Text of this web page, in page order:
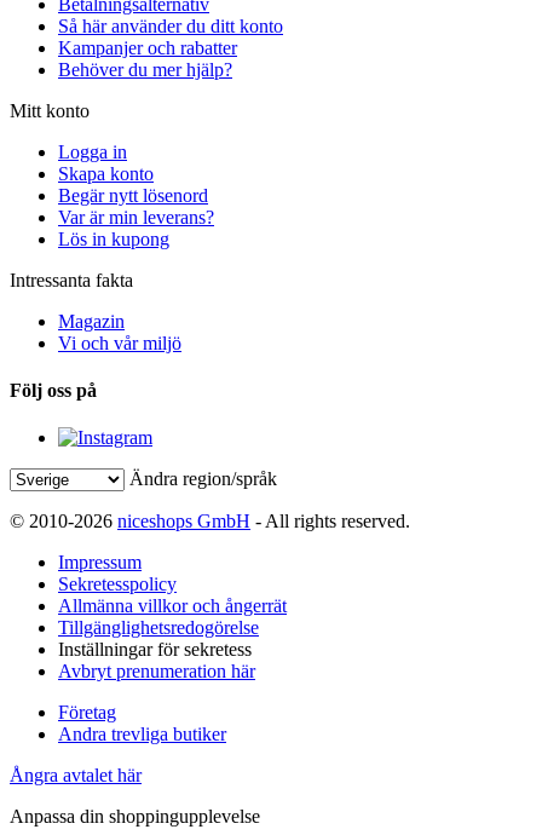
Så här använder du ditt konto
Kampanjer och rabatter
Behöver du mer hjälp?
Mitt konto
Logga in
Skapa konto
Begär nytt lösenord
Var är min leverans?
Lös in kupong
Intressanta fakta
Magazin
Vi och vår miljö
Följ oss på
Ändra region/språk
© 2010-2026 niceshops GmbH - All rights reserved.
Impressum
Sekretesspolicy
Allmänna villkor och ångerrät
Tillgänglighetsredogörelse
Inställningar för sekretess
Avbryt prenumeration här
Företag
Andra trevliga butiker
Ångra avtalet här
Anpassa din shoppingupplevelse